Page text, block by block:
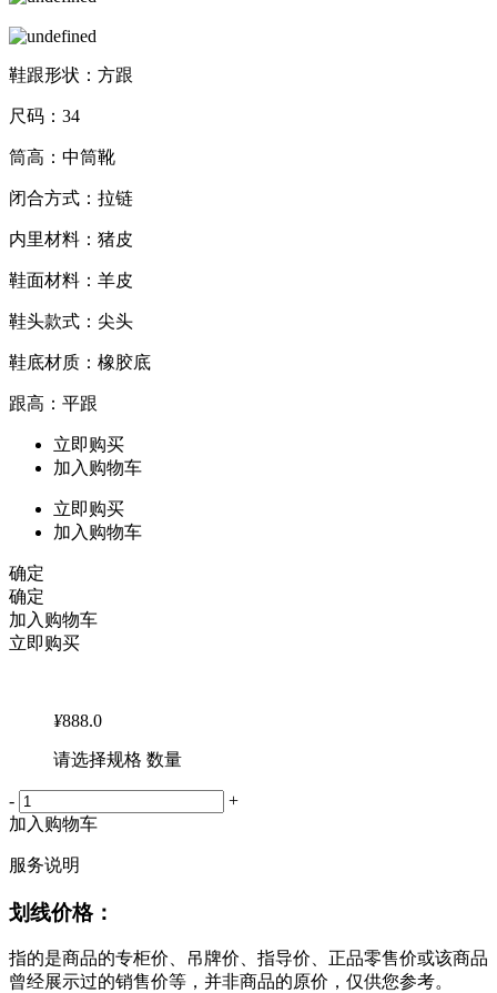
鞋跟形状：方跟
尺码：34
筒高：中筒靴
闭合方式：拉链
内里材料：猪皮
鞋面材料：羊皮
鞋头款式：尖头
鞋底材质：橡胶底
跟高：平跟
立即购买
加入购物车
立即购买
加入购物车
确定
确定
加入购物车
立即购买
¥888.0
请选择规格 数量
-
+
加入购物车
服务说明
划线价格：
指的是商品的专柜价、吊牌价、指导价、正品零售价或该商品
曾经展示过的销售价等，并非商品的原价，仅供您参考。